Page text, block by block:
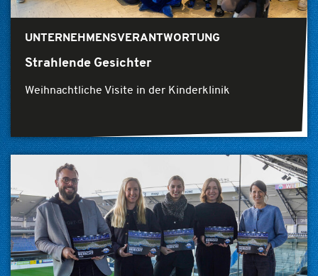
UNTERNEHMENSVERANTWORTUNG
Strahlende Gesichter
Weihnachtliche Visite in der Kinderklinik